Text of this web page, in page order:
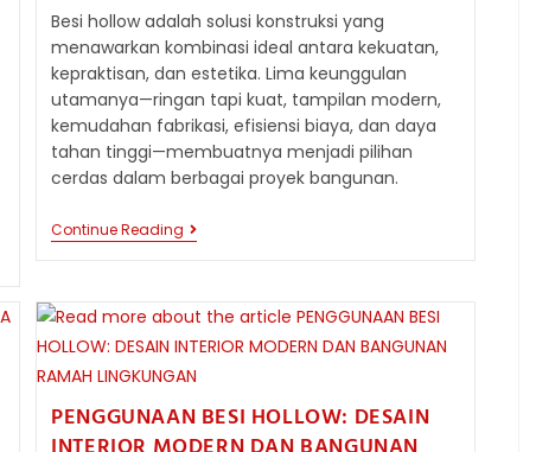
Besi hollow adalah solusi konstruksi yang
menawarkan kombinasi ideal antara kekuatan,
kepraktisan, dan estetika. Lima keunggulan
utamanya—ringan tapi kuat, tampilan modern,
kemudahan fabrikasi, efisiensi biaya, dan daya
tahan tinggi—membuatnya menjadi pilihan
cerdas dalam berbagai proyek bangunan.
Continue Reading 5
KEUNGGULAN
HOLLOW
DALAM
DUNIA
PENGGUNAAN BESI HOLLOW: DESAIN